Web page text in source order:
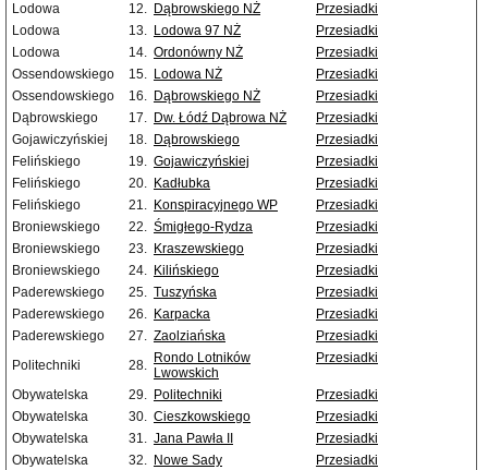
Lodowa
12. Dąbrowskiego NŻ
Przesiadki
Lodowa
13. Lodowa 97 NŻ
Przesiadki
Lodowa
14. Ordonówny NŻ
Przesiadki
Ossendowskiego
15. Lodowa NŻ
Przesiadki
Ossendowskiego
16. Dąbrowskiego NŻ
Przesiadki
Dąbrowskiego
17. Dw. Łódź Dąbrowa NŻ
Przesiadki
Gojawiczyńskiej
18. Dąbrowskiego
Przesiadki
Felińskiego
19. Gojawiczyńskiej
Przesiadki
Felińskiego
20. Kadłubka
Przesiadki
Felińskiego
21. Konspiracyjnego WP
Przesiadki
Broniewskiego
22. Śmigłego-Rydza
Przesiadki
Broniewskiego
23. Kraszewskiego
Przesiadki
Broniewskiego
24. Kilińskiego
Przesiadki
Paderewskiego
25. Tuszyńska
Przesiadki
Paderewskiego
26. Karpacka
Przesiadki
Paderewskiego
27. Zaolziańska
Przesiadki
Politechniki
28. Rondo Lotników
Lwowskich
Przesiadki
Obywatelska 29. Politechniki
Przesiadki
Obywatelska
30. Cieszkowskiego
Przesiadki
Obywatelska
31. Jana Pawła II
Przesiadki
Obywatelska
32. Nowe Sady
Przesiadki